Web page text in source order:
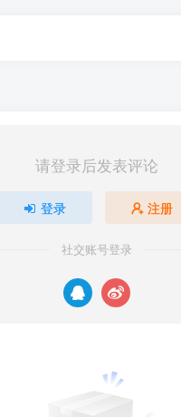
请登录后发表评论
登录 注册
社交账号登录